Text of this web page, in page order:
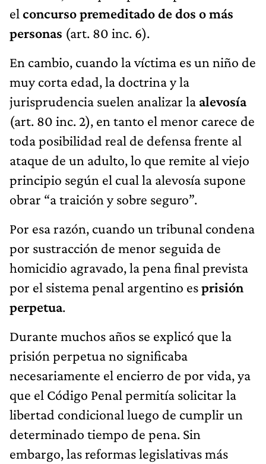
el concurso premeditado de dos o más
personas (art. 80 inc. 6).
En cambio, cuando la víctima es un niño de
muy corta edad, la doctrina y la
jurisprudencia suelen analizar la alevosía
(art. 80 inc. 2), en tanto el menor carece de
toda posibilidad real de defensa frente al
ataque de un adulto, lo que remite al viejo
principio según el cual la alevosía supone
obrar “a traición y sobre seguro”.
Por esa razón, cuando un tribunal condena
por sustracción de menor seguida de
homicidio agravado, la pena final prevista
por el sistema penal argentino esprisión
perpetua.
Durante muchos años se explicó que la
prisión perpetua no significaba
necesariamente el encierro de por vida, ya
que el Código Penal permitía solicitar la
libertad condicional luego de cumplir un
determinado tiempo de pena. Sin
embargo, las reformas legislativas más